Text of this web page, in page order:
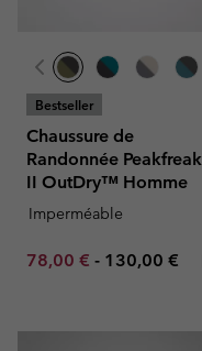
Bestseller
Chaussure de
Randonnée
II OutDry™ Homme
Imperméable
Minimum sale price:
78,00 € - Maximum
130,00 €